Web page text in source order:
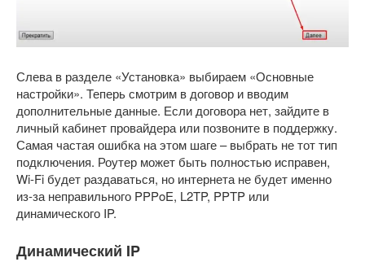
Слева в разделе «Установка» выбираем «Основные
настройки». Теперь смотрим в договор и вводим
дополнительные данные. Если договора нет, зайдите в
личный кабинет провайдера или позвоните в поддержку.
Самая частая ошибка на этом шаге – выбрать не тот тип
подключения. Роутер может быть полностью исправен,
Wi-Fi будет раздаваться, но интернета не будет именно
из-за неправильного PPPoE, L2TP, PPTP или
динамического IP.
Динамический IP